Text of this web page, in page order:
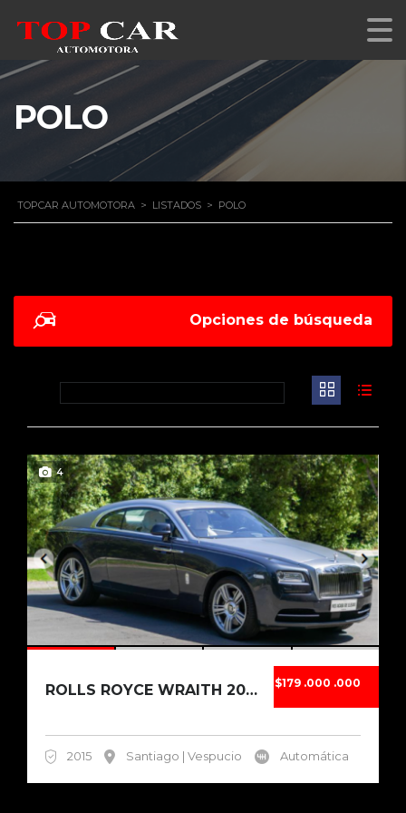
POLO
TOPCAR AUTOMOTORA > LISTADOS > POLO
Opciones de búsqueda
4
$179 .000 .000
ROLLS ROYCE WRAITH 2015
2015 Santiago | Vespucio Automática